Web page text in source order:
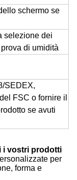
schermo se
selezione dei
di umidità
SEDEX,
FSC o fornire il
se avuti
i vostri prodotti
per
forma e